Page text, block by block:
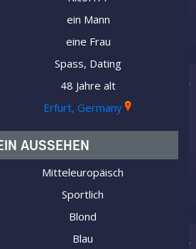
ein Mann
eine Frau
Spass, Dating
48 Jahre alt
Erfurt, Germany
AUSSEHEN
Mitteleuropäisch
Sportlich
Blond
Blau